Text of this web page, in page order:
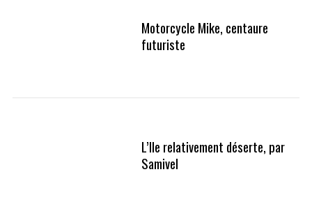
Motorcycle Mike, centaure
futuriste
L’Ile relativement déserte, par
Samivel